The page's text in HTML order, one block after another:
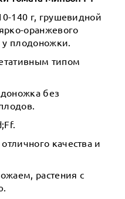
140 г, грушевидной
оранжевого
у плодоножки.
типом
без
качества и
растения с